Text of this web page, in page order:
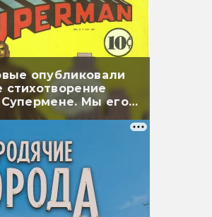
опубликовали
стихотворение
Супермене. Мы его